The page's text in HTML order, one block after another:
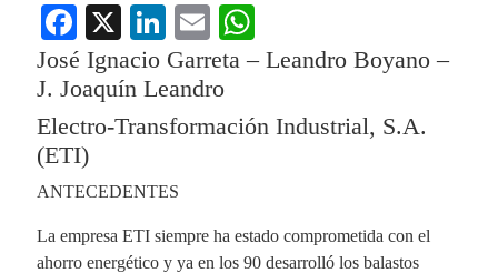
Fa
ce
bo
ok
X
Li
nk
ed
In
E
m
ail
ha
A
José Ignacio Garreta – Leandro Boyano –
J. Joaquín Leandro
Electro-Transformación Industrial, S.A.
(ETI)
ANTECEDENTES
La empresa ETI siempre ha estado comprometida con el
ahorro energético y ya en los 90 desarrolló los balastos